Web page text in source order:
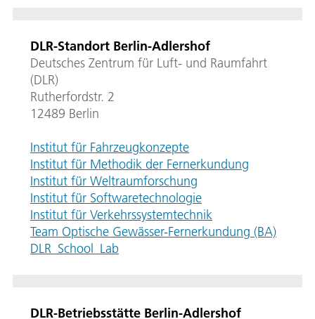
DLR-Standort Berlin-Adlershof
Deutsches Zentrum für Luft- und Raumfahrt
(DLR)
Rutherfordstr. 2
12489 Berlin
Institut für Fahrzeugkonzepte
Institut für Methodik der Fernerkundung
Institut für Weltraumforschung
Institut für Softwaretechnologie
Institut für Verkehrssystemtechnik
Team Optische Gewässer-Fernerkundung (BA)
DLR_School_Lab
DLR-Betriebsstätte Berlin-Adlershof